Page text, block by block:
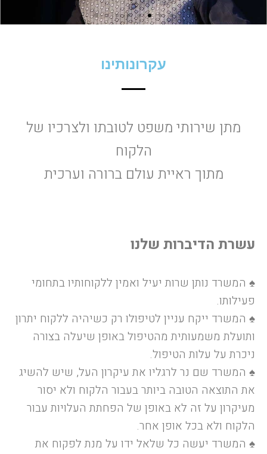
עקרונותינו
מתן שירותי משפט לטובתו ולצרכיו של
הלקוח
מתוך ראיית עולם ברורה וערכית
עשרת הדיברות שלנו
♠ המשרד נותן שרות יעיל ואמין ללקוחותיו בתחומי
פעילותו.
♠ המשרד ייקח עניין לטיפולו רק כשיהיה ללקוח יתרון
ותועלת משמעותית מהטיפול באופן שיעלה בצורה
ניכרת על עלות הטיפול.
♠ המשרד שם נר לרגליו את עיקרון העל, שיש להשיג
את התוצאה הטובה ביותר בעבור הלקוח ולא יסור
מעיקרון על זה לא באופן של הפחתת העלויות עבור
הלקוח ולא בכל אופן אחר.
♠ המשרד יעשה כל שלאל ידו על מנת לפקוח את